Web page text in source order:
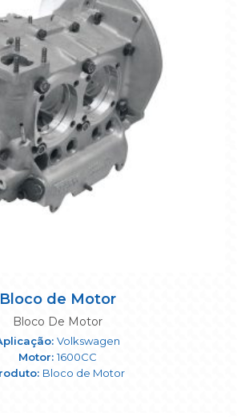
Bloco de Motor
Bloco De Motor
Volkswagen
1600CC
Bloco de Motor